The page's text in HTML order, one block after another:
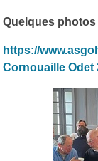
Quelques photos
https://
Cornouaille Odet